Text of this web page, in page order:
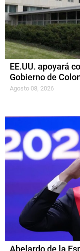
EE.UU. apoyará
Gobierno de
Agosto 08, 2026